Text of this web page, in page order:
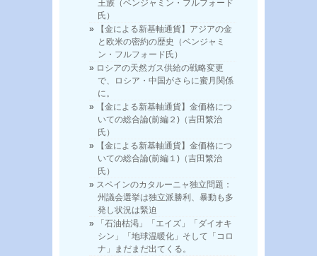
王族（ベンジャミン・フルフォード
氏）
【金による新基軸通貨】アジアの金
と欧米の密約の歴史（ベンジャミ
ン・フルフォード氏）
ロシアの天然ガス供給の戦略変更
で、ロシア・中国がさらに蜜月関係
に。
【金による新基軸通貨】金価格につ
いての総合論(前編２)（吉田繁治
氏）
【金による新基軸通貨】金価格につ
いての総合論(前編１)（吉田繁治
氏）
スペインのカタルーニャ独立問題：
州議会選挙は独立派勝利、暴動も多
発し状況は緊迫
「石油枯渇」「エイズ」「ダイオキ
シン」「地球温暖化」そして「コロ
ナ」まだまだ出てくる。